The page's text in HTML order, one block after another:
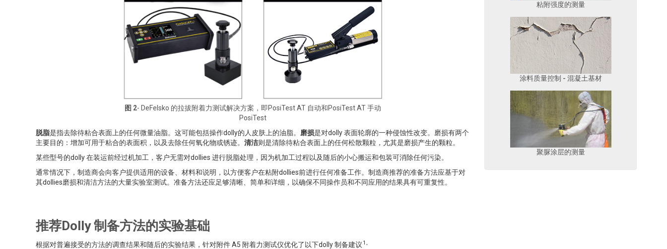
图 2- DeFelsko 的拉拔附着力测试解决方案，即PosiTest AT 自动和PosiTest AT 手动
PosiTest
脱脂是指去除待粘合表面上的任何微量油脂。这可能包括操作dolly的人皮肤上的油脂。 磨损是对dolly 表面轮廓的一种侵蚀性改变。磨损有两个
主要目的：增加可用于粘合的表面积，以及去除任何氧化物或锈迹。 清洁则是清除待粘合表面上的任何松散颗粒，尤其是磨损产生的颗粒。
某些型号的dolly 在装运前经过机加工，客户无需对dollies 进行脱脂处理，因为机加工过程以及随后的小心搬运和包装可消除任何污染。
通常情况下，制造商会向客户提供适用的设备、材料和说明，以方便客户在粘附dollies前进行任何准备工作。制造商推荐的准备方法应基于对
其dollies磨损和清洁方法的大量实验室测试。准备方法还应足够清晰、简单和详细，以确保不同操作员和不同应用的结果具有可重复性。
推荐Dolly 制备方法的实验基础
根据对普遍接受的方法的调查结果和随后的实验结果，针对附件 A5 附着力测试仪优化了以下dolly 制备建议 1。
粘附强度的测量
涂料质量控制 - 混凝土基材
聚脲涂层的测量